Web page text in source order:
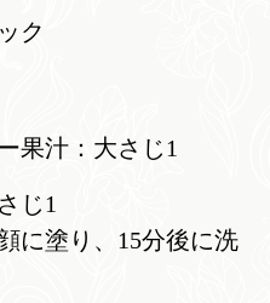
ク
果汁：大さじ1
じ1
に塗り、15分後に洗